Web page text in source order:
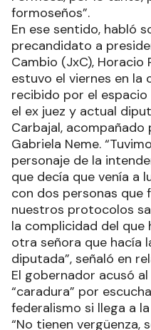
formoseños”.
En ese sentido, habló
precandidato a
Cambio (JxC), Horacio
estuvo el viernes en la
recibido por el
el ex juez y actual
Carbajal,
Gabriela Neme.
personaje de la
que decía que venía a
con dos personas que
nuestros protocolos
la complicidad del que
otra señora que hacía
diputada”, señaló en
El gobernador acusó
“caradura” por
federalismo si llega a
“No tienen vergüenza,